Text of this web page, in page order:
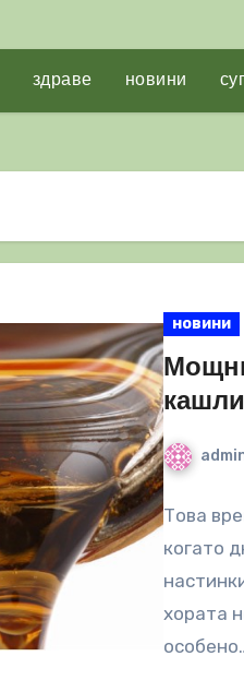
здраве новини
новини
Това
когато
хората